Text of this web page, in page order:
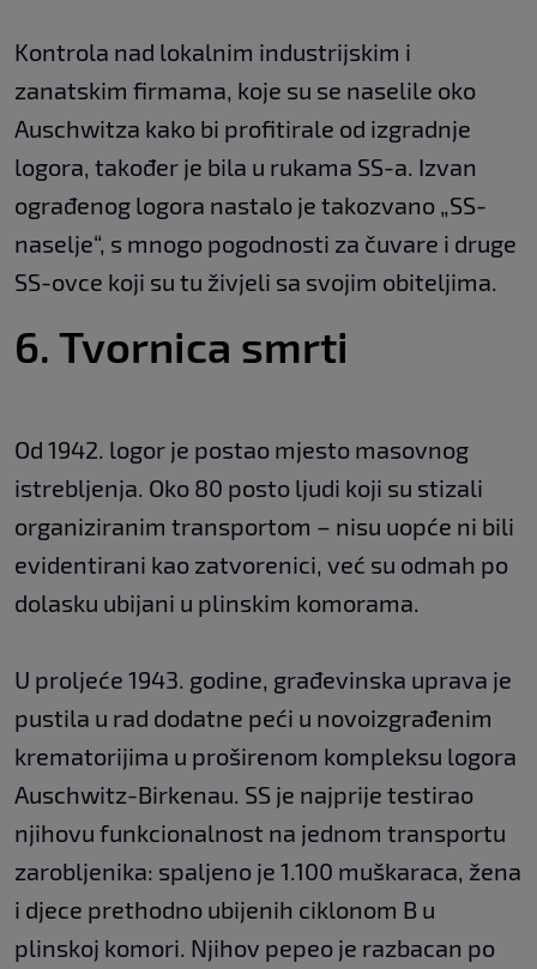
Kontrola nad lokalnim industrijskim i
zanatskim firmama, koje su se naselile oko
Auschwitza kako bi profitirale od izgradnje
logora, također je bila u rukama SS-a. Izvan
ograđenog logora nastalo je takozvano „SS-
naselje“, s mnogo pogodnosti za čuvare i druge
SS-ovce koji su tu živjeli sa svojim obiteljima.
6. Tvornica smrti
Od 1942. logor je postao mjesto masovnog
istrebljenja. Oko 80 posto ljudi koji su stizali
organiziranim transportom – nisu uopće ni bili
evidentirani kao zatvorenici, već su odmah po
dolasku ubijani u plinskim komorama.
U proljeće 1943. godine, građevinska uprava je
pustila u rad dodatne peći u novoizgrađenim
krematorijima u proširenom kompleksu logora
Auschwitz-Birkenau. SS je najprije testirao
njihovu funkcionalnost na jednom transportu
zarobljenika: spaljeno je 1.100 muškaraca, žena
i djece prethodno ubijenih ciklonom B u
plinskoj komori. Njihov pepeo je razbacan po